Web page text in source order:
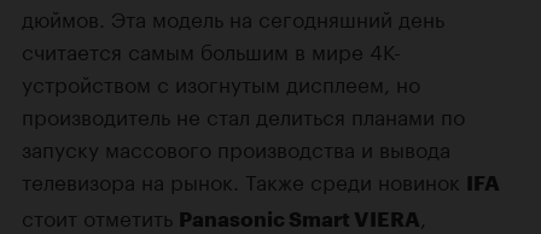
дюймов. Эта модель на сегодняшний день
считается самым большим в мире 4К-
устройством с изогнутым дисплеем, но
производитель не стал делиться планами по
запуску массового производства и вывода
телевизора на рынок. Также среди новинок IFA
стоит отметить Panasonic Smart VIERA